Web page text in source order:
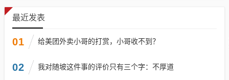
最近发表
01 给美团外卖小哥的打赏，小哥收不到？
02 我对随坡这件事的评价只有三个字：不厚道